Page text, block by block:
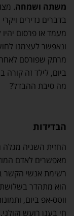
משתה ושמחה.
בדברים נדירים
מעמד או פרסום
ונאפשר לעצמנו
מה סיבת ההבדל?
הבדידות
החזית השניה מגלה
מאפשרים לאדם
רשימת אנשי הקשר
ווטס-אפ ביום,
חי בענן רועש